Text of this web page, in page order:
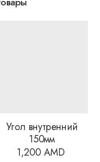
Угол внутренний
150мм
1,200 AMD